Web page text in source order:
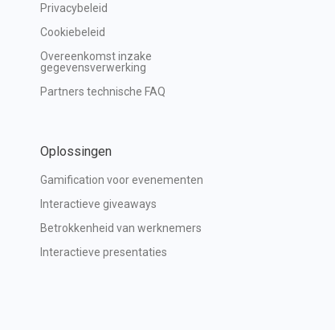
Privacybeleid
Cookiebeleid
Overeenkomst inzake
gegevensverwerking
Partners technische FAQ
Oplossingen
Gamification voor evenementen
Interactieve giveaways
Betrokkenheid van werknemers
Interactieve presentaties